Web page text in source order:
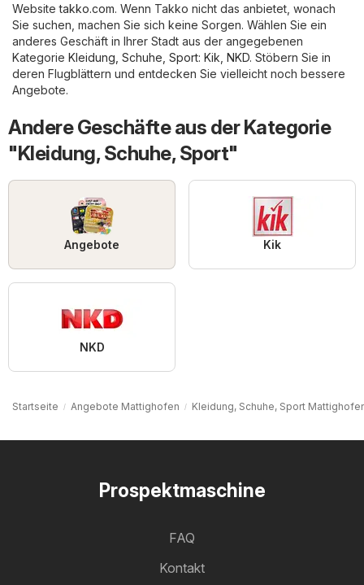
Websitetakko.com. Wenn Takko nicht das anbietet, wonach
Sie suchen, machen Sie sich keine Sorgen. Wählen Sie ein
anderes Geschäft in Ihrer Stadt aus der angegebenen
Kategorie Kleidung, Schuhe, Sport: Kik NKD. Stöbern Sie in
deren Flugblättern und entdecken Sie vielleicht noch bessere
Angebote.
Andere Geschäfte aus der Kategorie
"Kleidung, Schuhe, Sport"
Angebote Kik
NKD
Startseite Angebote Mattighofen Kleidung, Schuhe, Sport
Prospektmaschine
FAQ
Kontakt